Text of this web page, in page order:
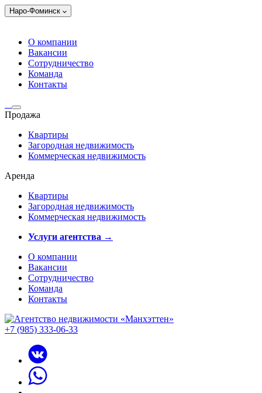
Наро-Фоминск
О компании
Вакансии
Сотрудничество
Команда
Контакты
Продажа
Квартиры
Загородная недвижимость
Коммерческая недвижимость
Аренда
Квартиры
Загородная недвижимость
Коммерческая недвижимость
Услуги агентства →
О компании
Вакансии
Сотрудничество
Команда
Контакты
+7 (985) 333-06-33